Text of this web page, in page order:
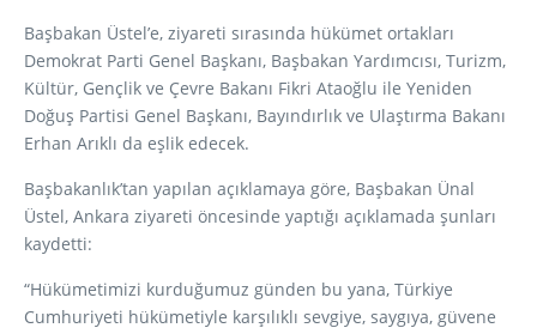
Başbakan Üstel’e, ziyareti sırasında hükümet ortakları
Demokrat Parti Genel Başkanı, Başbakan Yardımcısı, Turizm,
Kültür, Gençlik ve Çevre Bakanı Fikri Ataoğlu ile Yeniden
Doğuş Partisi Genel Başkanı, Bayındırlık ve Ulaştırma Bakanı
Erhan Arıklı da eşlik edecek.
Başbakanlık’tan yapılan açıklamaya göre, Başbakan Ünal
Üstel, Ankara ziyareti öncesinde yaptığı açıklamada şunları
kaydetti:
“Hükümetimizi kurduğumuz günden bu yana, Türkiye
Cumhuriyeti hükümetiyle karşılıklı sevgiye, saygıya, güvene